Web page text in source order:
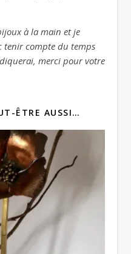
à la main et je
tenir compte du temps
merci pour votre
ÊTRE AUSSI…